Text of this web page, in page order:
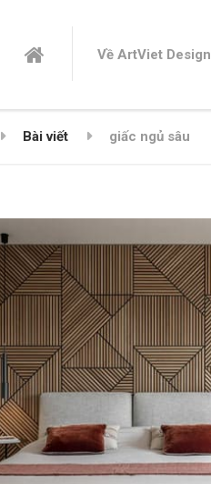
Về ArtViet Design
Bài viết giấc ngủ sâu